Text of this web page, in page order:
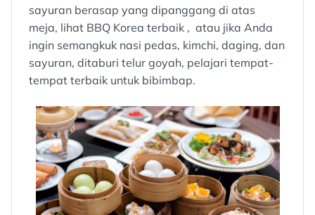
sayuran berasap yang dipanggang di atas
meja, lihat BBQ Korea terbaik , atau jika Anda
ingin semangkuk nasi pedas, kimchi, daging, dan
sayuran, ditaburi telur goyah, pelajari tempat-
tempat terbaik untuk bibimbap.